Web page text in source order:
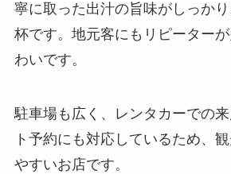
寧に取った出汁の旨味がしっか
杯です。地元客にもリピーター
わいです。
駐車場も広く、レンタカーでの
ト予約にも対応しているため、
やすいお店です。